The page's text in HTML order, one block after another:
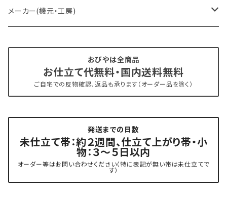
- 京袋帯・開き仕立て
- 新古帯、中古・リサイクル帯 (メンテナンス済み)
夏用
- 振袖の帯・ママ振り・振袖用袋帯
メーカー(機元・工房)
博多織 西村織物
『marumasa.fab』丸正織物
おびやは全商品
お仕立て代無料・国内送料無料
ご自宅での反物確認、返品も承ります（オーダー品を除く）
発送までの日数
未仕立て帯：約２週間、仕立て上がり帯・小
物：３～５日以内
オーダー等はお問い合わせください（特に表記が無い帯は未仕立てで
す）